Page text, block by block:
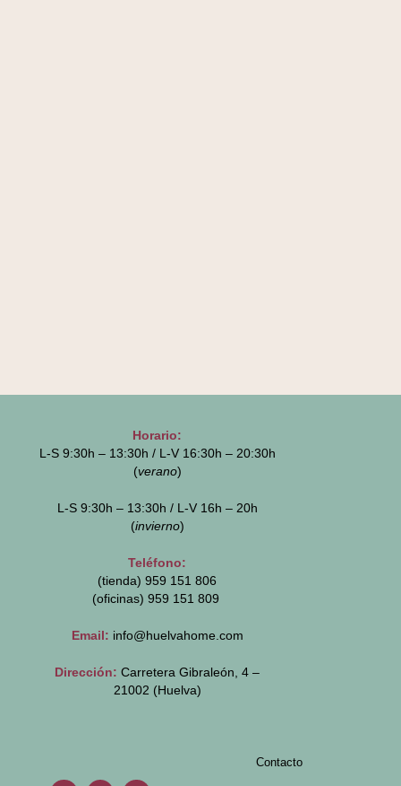
Horario:
L-S 9:30h – 13:30h / L-V 16:30h – 20:30h
(verano)
L-S 9:30h – 13:30h / L-V 16h – 20h
(invierno)
Teléfono:
(tienda) 959 151 806
(oficinas) 959 151 809
Email: info@huelvahome.com
Dirección: Carretera Gibraleón, 4 –
21002 (Huelva)
Contacto